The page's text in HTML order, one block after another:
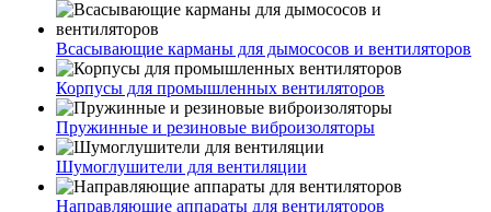
Всасывающие карманы для дымососов и вентиляторов
Корпусы для промышленных вентиляторов
Пружинные и резиновые виброизоляторы
Шумоглушители для вентиляции
Направляющие аппараты для вентиляторов